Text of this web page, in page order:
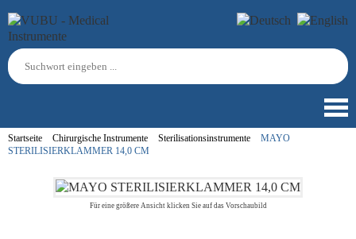
Startseite Chirurgische Instrumente Sterilisationsinstrumente
MAYO
STERILISIERKLAMMER 14,0 CM
Für eine größere Ansicht klicken Sie auf das Vorschaubild